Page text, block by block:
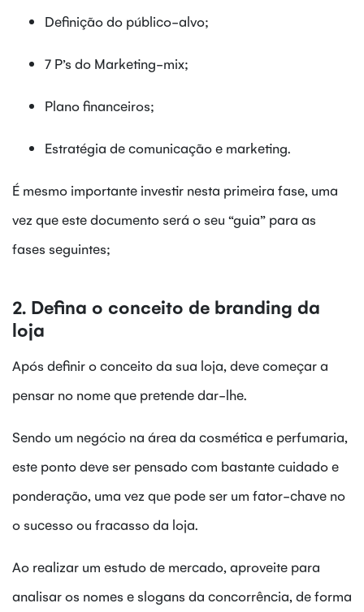
Definição do público-alvo;
7 P’s do Marketing-mix;
Plano financeiros;
Estratégia de comunicação e marketing.
É mesmo importante investir nesta primeira fase, uma
vez que este documento será o seu “guia” para as
fases seguintes;
2. Defina o conceito de branding da
loja
Após definir o conceito da sua loja, deve começar a
pensar no nome que pretende dar-lhe.
Sendo um negócio na área da cosmética e perfumaria,
este ponto deve ser pensado com bastante cuidado e
ponderação, uma vez que pode ser um fator-chave no
o sucesso ou fracasso da loja.
Ao realizar um estudo de mercado, aproveite para
analisar os nomes e slogans da concorrência, de forma